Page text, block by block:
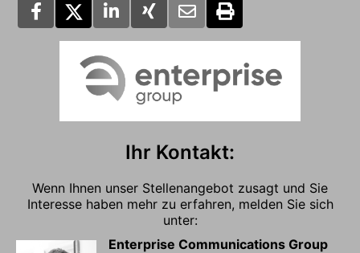
Ihr Kontakt:
Wenn Ihnen unser Stellenangebot zusagt und Sie
Interesse haben mehr zu erfahren, melden Sie sich
unter:
Enterprise Communications Group